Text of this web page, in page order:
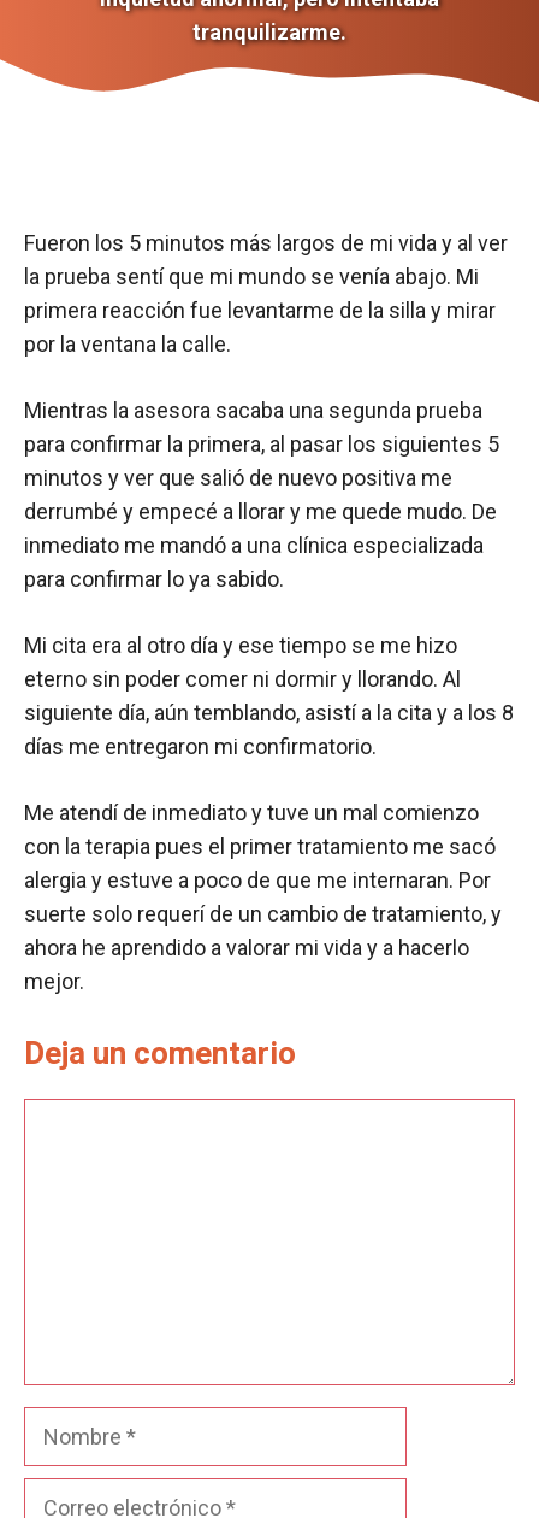
tranquilizarme.
Fueron los 5 minutos más largos de mi vida y al ver
la prueba sentí que mi mundo se venía abajo. Mi
primera reacción fue levantarme de la silla y mirar
por la ventana la calle.
Mientras la asesora sacaba una segunda prueba
para confirmar la primera, al pasar los siguientes 5
minutos y ver que salió de nuevo positiva me
derrumbé y empecé a llorar y me quede mudo. De
inmediato me mandó a una clínica especializada
para confirmar lo ya sabido.
Mi cita era al otro día y ese tiempo se me hizo
eterno sin poder comer ni dormir y llorando. Al
siguiente día, aún temblando, asistí a la cita y a los 8
días me entregaron mi confirmatorio.
Me atendí de inmediato y tuve un mal comienzo
con la terapia pues el primer tratamiento me sacó
alergia y estuve a poco de que me internaran. Por
suerte solo requerí de un cambio de tratamiento, y
ahora he aprendido a valorar mi vida y a hacerlo
mejor.
Deja un comentario
Nombre